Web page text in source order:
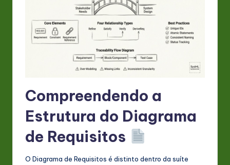
In
Compreendendo a
Estrutura do Diagrama
de Requisitos
O Diagrama de Requisitos é distinto dentro da suíte